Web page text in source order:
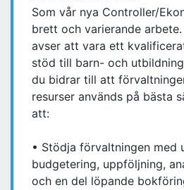
Som vår nya Controller/
brett och varierande
avser att vara ett
stöd till barn- och
du bidrar till att
resurser används på bästa
att:
• Stödja förvaltningen med
budgetering, uppföljning,
och en del löpande